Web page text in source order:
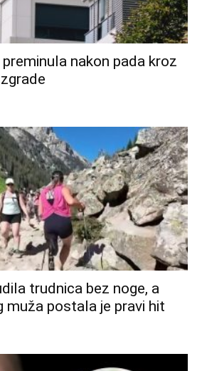
nakon pada kroz
trudnica bez noge, a
muža postala je pravi hit